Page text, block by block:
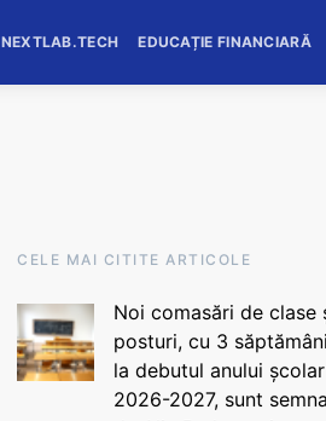
NEXTLAB.TECH EDUCAȚIE FINANCIARĂ
CELE MAI CITITE ARTICOLE
Noi comasări de clase
posturi, cu 3
la debutul anului școlar
2026-2027, sunt